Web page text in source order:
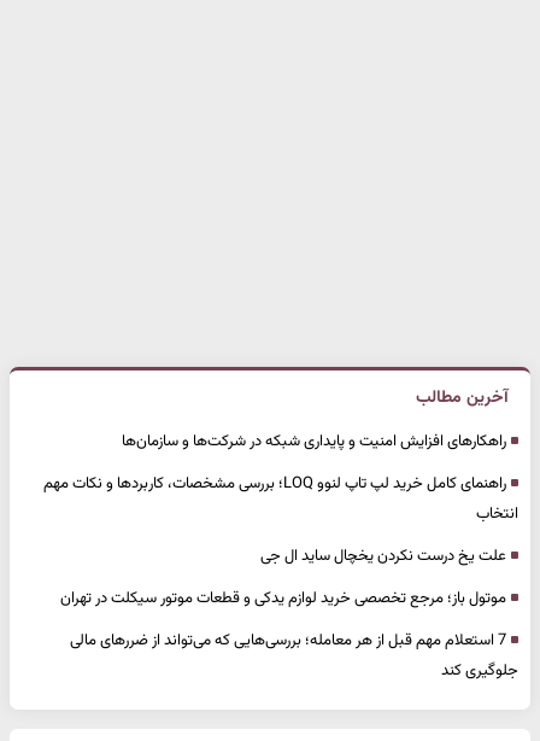
آخرین مطالب
راهکارهای افزایش امنیت و پایداری شبکه در شرکت‌ها و سازمان‌ها
راهنمای کامل خرید لپ تاپ لنوو LOQ؛ بررسی مشخصات، کاربردها و نکات مهم
انتخاب
علت یخ درست نکردن یخچال ساید ال جی
موتول باز؛ مرجع تخصصی خرید لوازم یدکی و قطعات موتور سیکلت در تهران
7 استعلام مهم قبل از هر معامله؛ بررسی‌هایی که می‌تواند از ضررهای مالی
جلوگیری کند